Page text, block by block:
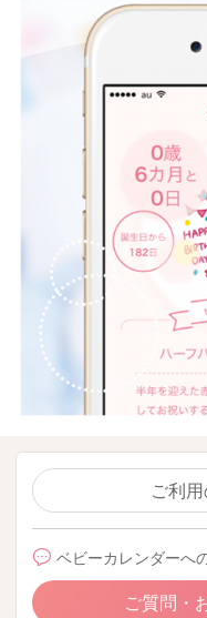
ご利
ベビーカレンダーへ
ご質問・